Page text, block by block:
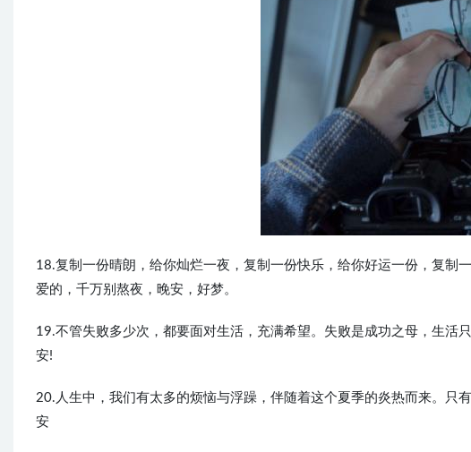
18.复制一份晴朗，给你灿烂一夜，复制一份快乐，给你好运一份，复制
爱的，千万别熬夜，晚安，好梦。
19.不管失败多少次，都要面对生活，充满希望。失败是成功之母，生活
安!
20.人生中，我们有太多的烦恼与浮躁，伴随着这个夏季的炎热而来。只
安